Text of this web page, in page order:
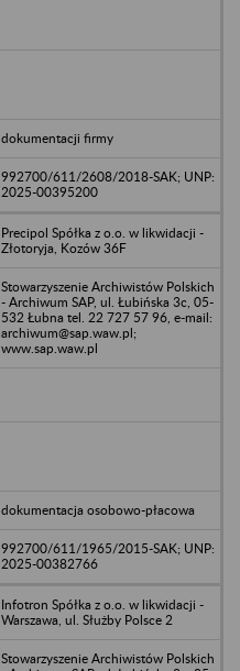
dokumentacji firmy
992700/611/2608/2018-SAK; UNP:
2025-00395200
Precipol Spółka z o.o. w likwidacji -
Złotoryja, Kozów 36F
Stowarzyszenie Archiwistów Polskich
- Archiwum SAP, ul. Łubińska 3c, 05-
532 Łubna tel. 22 727 57 96, e-mail:
archiwum@sap.waw.pl;
www.sap.waw.pl
dokumentacja osobowo-płacowa
992700/611/1965/2015-SAK; UNP:
2025-00382766
Infotron Spółka z o.o. w likwidacji -
Warszawa, ul. Służby Polsce 2
Stowarzyszenie Archiwistów Polskich